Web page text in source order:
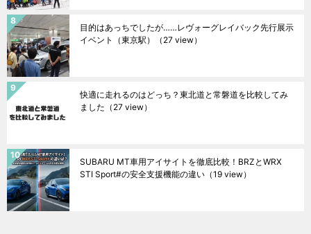
目的はあっちでしたが……レヴォーグレイバック先行展示
イベント（東京駅）
（27 view）
快適に走れるのはどっち？東北道と常磐道を比較してみ
ました （27 view）
SUBARU MT車用アイサイトを徹底比較！BRZとWRX
STI Sport#の安全支援機能の違い （19 view）